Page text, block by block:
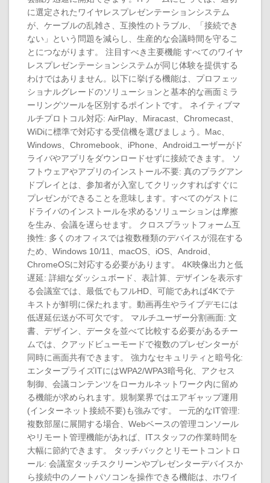
に選定されたワイヤレスプレゼンテーションシステム
が、ケーブルの乱雑さ、互換性のトラブル、「接続でき
ない」という問題を減らし、生産的な会議時間を守るこ
とにつながります。 注目すべき主要機能 すべてのワイヤ
レスプレゼンテーションシステムが同じ体験を提供する
わけではありません。以下に挙げる機能は、プロフェッ
ショナルグレードのソリューションと基本的な画面ミラ
ーリングツールを区別するポイントです。 ネイティブマ
ルチプロトコル対応: AirPlay、Miracast、Chromecast、
WiDiに標準で対応する受信機を選びましょう。Mac、
Windows、Chromebook、iPhone、Androidユーザーがド
ライバやアプリをダウンロードせずに接続できます。 ソ
フトウェアやアプリのインストール不要: 真のプラグアン
ドプレイとは、参加者が入室してクリックすればすぐに
プレゼンができることを意味します。すべてのゲストに
ドライバのインストールを求めるソリューションは摩擦
を生み、会議を遅らせます。 クロスプラットフォーム互
換性: 多くのオフィスでは複数種類のデバイスが混在する
ため、Windows 10/11、macOS、iOS、Android、
ChromeOSに対応する必要があります。 4K映像出力と低
遅延: 詳細なダッシュボード、表計算、デザインを表示す
る会議室では、最低でもフルHD、可能であれば4Kでテ
キストが鮮明に保たれます。動画再生やライブデモには
低遅延伝送が不可欠です。 マルチユーザー分割画面: 文
書、デザイン、データを並べて比較する必要があるチー
ムでは、クアッドビューモードで複数のプレゼンターが
同時に画面共有できます。 強力なセキュリティと暗号化:
エンタープライズITにはWPA2/WPA3暗号化、アクセス
制御、会議コンテンツをローカルネットワーク内に留め
る機能が求められます。規制業界ではエアギャップ運用
(インターネット接続不要)も強みです。 一元的なIT管理:
複数部屋に展開する場合、Webベースの管理コンソール
やリモート管理機能があれば、ITスタッフの作業時間を
大幅に節約できます。 タッチバックとリモートコントロ
ール: 会議室タッチスクリーンやプレゼンターデバイスか
ら接続中のノートパソコンを操作できる機能は、ホワイ